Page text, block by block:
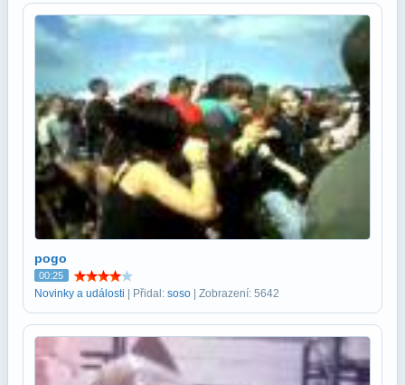
pogo
00:25
Novinky a události | Přidal: soso | Zobrazení: 5642